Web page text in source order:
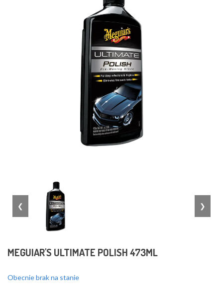
❮ ❯
MEGUIAR'S ULTIMATE POLISH 473ML
Obecnie brak na stanie